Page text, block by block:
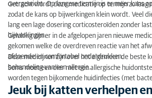
overgewicht. Op langere termijn is er meer kans
Getracht wordt deze medicatie op termijn zo laag
zodat de kans op bijwerkingen klein wordt. Veel
lang een lage dosering corticosteroïden zonder
bijwerkingen.
Gelukkig zijn er in de afgelopen jaren nieuwe
gekomen welke de overdreven reactie van het
afdoende en comfortabel onderdrukken.
Deze medicijnen zijn over het algemeen de beste
behandeling van een allergie.
Soms moet een dier met een allergische
worden tegen bijkomende huidinfecties (met
Jeuk bij katten verhelpen en